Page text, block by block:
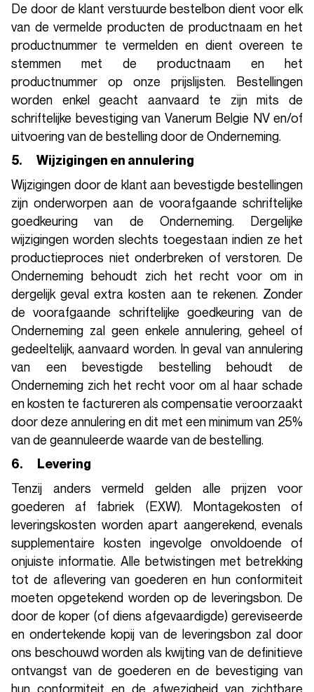
De door de klant verstuurde bestelbon dient voor elk
van de vermelde producten de productnaam en het
productnummer te vermelden en dient overeen te
stemmen met de productnaam en het
productnummer op onze prijslijsten. Bestellingen
worden enkel geacht aanvaard te zijn mits de
schriftelijke bevestiging van Vanerum Belgie NV en/of
uitvoering van de bestelling door de Onderneming.
5. Wijzigingen en annulering
Wijzigingen door de klant aan bevestigde bestellingen
zijn onderworpen aan de voorafgaande schriftelijke
goedkeuring van de Onderneming. Dergelijke
wijzigingen worden slechts toegestaan indien ze het
productieproces niet onderbreken of verstoren. De
Onderneming behoudt zich het recht voor om in
dergelijk geval extra kosten aan te rekenen. Zonder
de voorafgaande schriftelijke goedkeuring van de
Onderneming zal geen enkele annulering, geheel of
gedeeltelijk, aanvaard worden. In geval van annulering
van een bevestigde bestelling behoudt de
Onderneming zich het recht voor om al haar schade
en kosten te factureren als compensatie veroorzaakt
door deze annulering en dit met een minimum van 25%
van de geannuleerde waarde van de bestelling.
6. Levering
Tenzij anders vermeld gelden alle prijzen voor
goederen af fabriek (EXW). Montagekosten of
leveringskosten worden apart aangerekend, evenals
supplementaire kosten ingevolge onvoldoende of
onjuiste informatie. Alle betwistingen met betrekking
tot de aflevering van goederen en hun conformiteit
moeten opgetekend worden op de leveringsbon. De
door de koper (of diens afgevaardigde) gereviseerde
en ondertekende kopij van de leveringsbon zal door
ons beschouwd worden als kwijting van de definitieve
ontvangst van de goederen en de bevestiging van
hun conformiteit en de afwezigheid van zichtbare